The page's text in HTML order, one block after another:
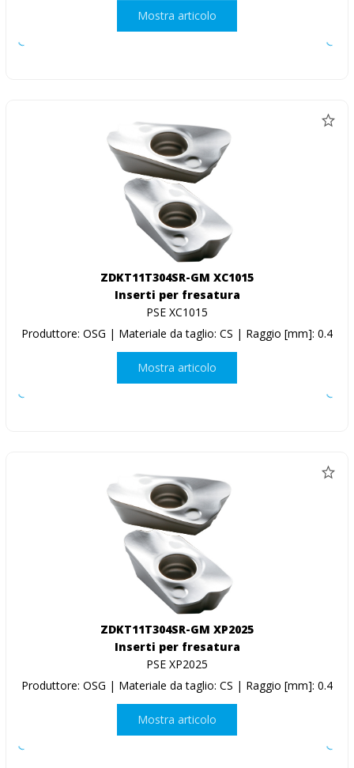
Mostra articolo
ZDKT11T304SR-GM XC1015
Inserti per fresatura
PSE XC1015
Produttore: OSG | Materiale da taglio: CS | Raggio [mm]: 0.4
Mostra articolo
ZDKT11T304SR-GM XP2025
Inserti per fresatura
PSE XP2025
Produttore: OSG | Materiale da taglio: CS | Raggio [mm]: 0.4
Mostra articolo